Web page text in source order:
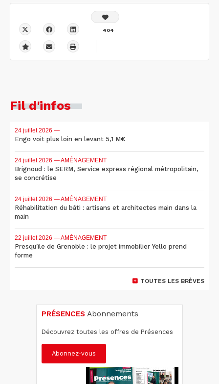
404
Fil d'infos
24 juillet 2026 —
Engo voit plus loin en levant 5,1 M€
24 juillet 2026 — AMÉNAGEMENT
Brignoud : le SERM, Service express régional métropolitain,
se concrétise
24 juillet 2026 — AMÉNAGEMENT
Réhabilitation du bâti : artisans et architectes main dans la
main
22 juillet 2026 — AMÉNAGEMENT
Presqu'île de Grenoble : le projet immobilier Yello prend
forme
TOUTES LES BRÈVES
PRÉSENCES Abonnements
Découvrez toutes les offres de Présences
Abonnez-vous